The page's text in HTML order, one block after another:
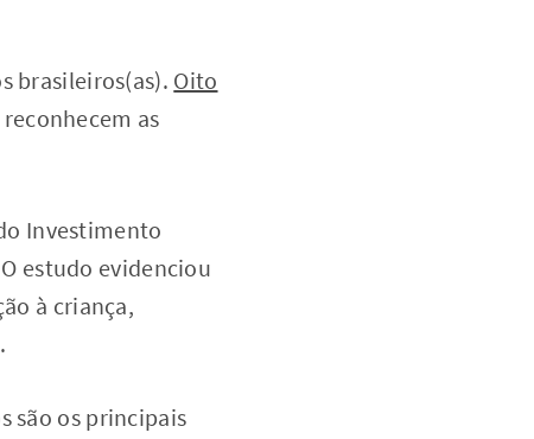
brasileiros(as). Oito
as
Investimento
estudo evidenciou
à criança,
são os principais